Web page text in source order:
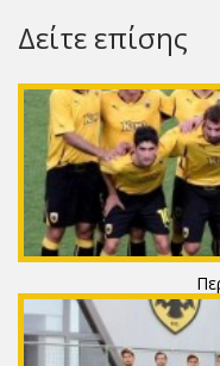
Δείτε επίσης